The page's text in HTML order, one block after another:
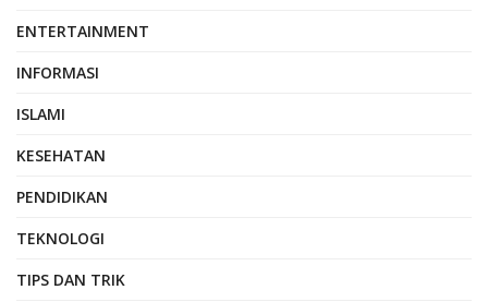
ENTERTAINMENT
INFORMASI
ISLAMI
KESEHATAN
PENDIDIKAN
TEKNOLOGI
TIPS DAN TRIK